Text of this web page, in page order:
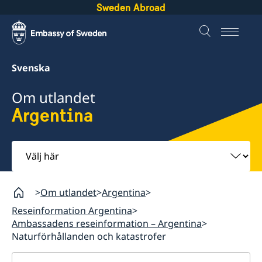
Sweden Abroad
Svenska
Om utlandet
Argentina
Välj
här
Om utlandet Argentina
Reseinformation Argentina
Ambassadens reseinformation – Argentina
Naturförhållanden och katastrofer